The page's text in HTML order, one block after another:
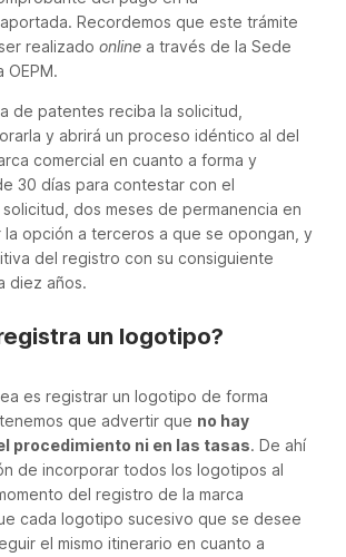
Recordemos que este trámite
realizado online a través de la Sede
OEPM.
de patentes reciba la solicitud,
y abrirá un proceso idéntico al del
comercial en cuanto a forma y
30 días para contestar con el
dos meses de permanencia en
la opción a terceros a que se opongan, y
del registro con su consiguiente
diez años.
un logotipo?
es registrar un logotipo de forma
que advertir que no hay
procedimiento ni en las tasas. De ahí
de incorporar todos los logotipos al
del registro de la marca
cada logotipo sucesivo que se desee
el mismo itinerario en cuanto a